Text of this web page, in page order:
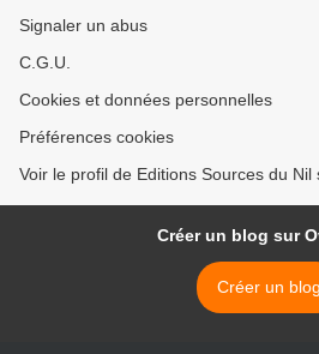
Signaler un abus
C.G.U.
Cookies et données personnelles
Préférences cookies
Voir le profil de Editions Sources du
Créer un blog sur
Créer un blog